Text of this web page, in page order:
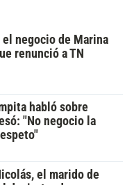
negocio de Marina
renunció a TN
habló sobre
"No negocio la
el marido de